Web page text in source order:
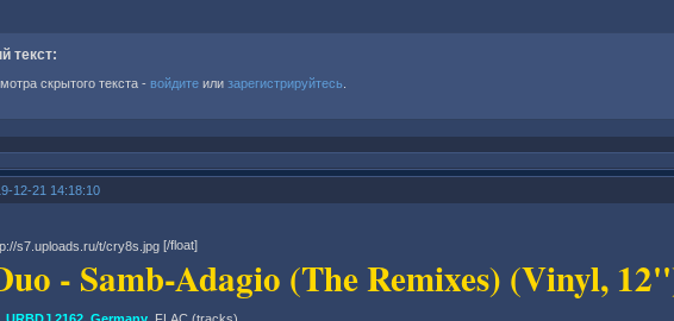
текст:
скрытого текста - войдитеили зарегистрируйтесь
12-21 14:18:10
[/float]
- Samb-Adagio (The Remixes) (Vinyl,